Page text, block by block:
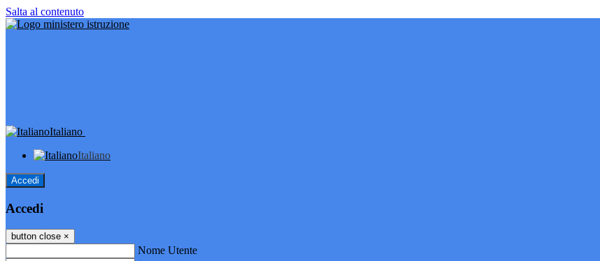
Salta al contenuto
Italiano
Italiano
Accedi
Accedi
button close ×
Nome Utente